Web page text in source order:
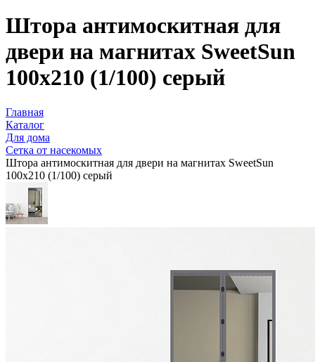
Штора антимоскитная для
двери на магнитах SweetSun
100х210 (1/100) серый
Главная
Каталог
Для дома
Сетка от насекомых
Штора антимоскитная для двери на магнитах SweetSun
100х210 (1/100) серый